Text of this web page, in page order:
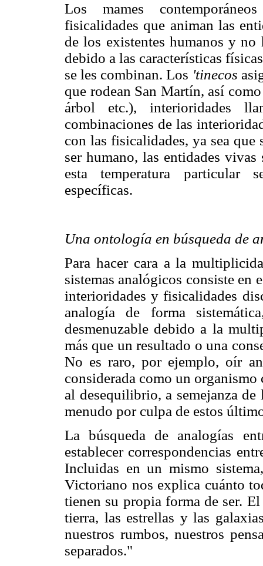
Los mames
fisicalidades que animan las
de los existentes humanos y no
debido a las características
se les combinan. Los 'tinecos
que rodean San Martín, así
árbol etc.), interioridades
combinaciones de las
con las fisicalidades, ya sea que
ser humano, las entidades
esta temperatura particular
específicas.
Una ontología en búsqueda de
Para hacer cara a la
sistemas analógicos consiste en
interioridades y fisicalidades
analogía de forma
desmenuzable debido a la
más que un resultado o una
No es raro, por ejemplo, oír
considerada como un
al desequilibrio, a semejanza
menudo por culpa de estos
La búsqueda de analogías
establecer correspondencias
Incluidas en un mismo
Victoriano nos explica cuánto
tienen su propia forma de ser.
tierra, las estrellas y las
nuestros rumbos, nuestros
separados."